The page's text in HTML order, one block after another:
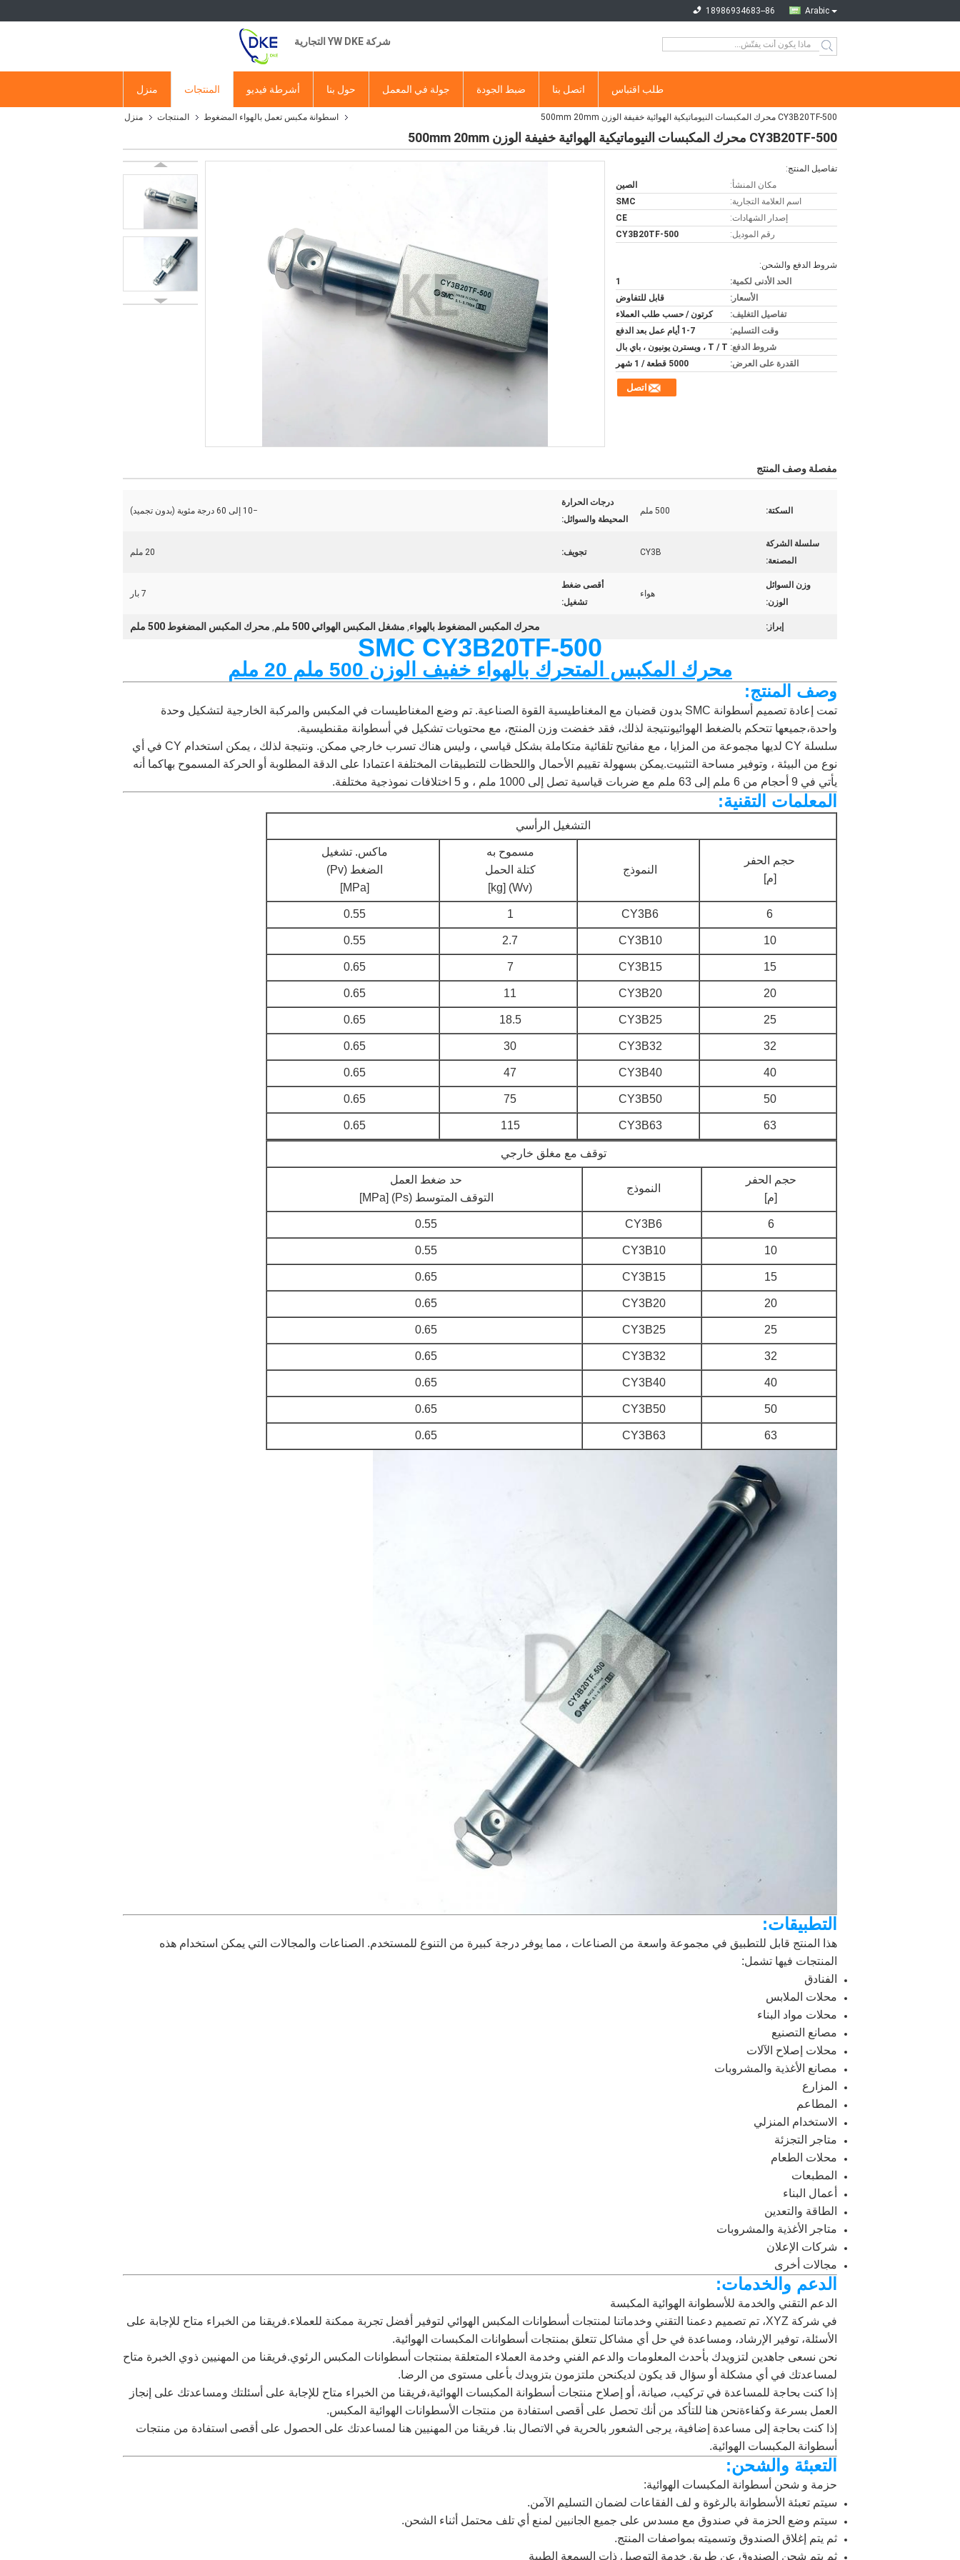
Arabic
86--18986934683
شركة YW DKE التجارية
منزل المنتجات أشرطة فيديو حول بنا جولة في المعمل ضبط الجودة اتصل بنا طلب اقتباس
منزل المنتجات اسطوانة مكبس تعمل بالهواء المضغوط CY3B20TF-500 محرك المكبسات النيوماتيكية الهوائية خفيفة الوزن 500mm 20mm
CY3B20TF-500 محرك المكبسات النيوماتيكية الهوائية خفيفة الوزن 500mm 20mm
تفاصيل المنتج:
مكان المنشأ:
الصين
اسم العلامة التجارية:
SMC
إصدار الشهادات:
CE
رقم الموديل:
CY3B20TF-500
شروط الدفع والشحن:
الحد الأدنى لكمية:
1
الأسعار:
قابل للتفاوض
تفاصيل التغليف:
كرتون / حسب طلب العملاء
وقت التسليم:
1-7 أيام عمل بعد الدفع
شروط الدفع: T / T ، ويسترن يونيون ، باي بال
القدرة على العرض:
5000 قطعة / 1 شهر
اتصل
مفصلة وصف المنتج
السكتة: 500 ملم
درجات الحرارة
المحيطة والسوائل:
−10 إلى 60 درجة مئوية (بدون تجميد)
سلسلة الشركة
المصنعة:
CY3B تجويف: 20 ملم
وزن السوائل
الوزن:
هواء
أقصى ضغط
تشغيل:
7 بار
إبراز: محرك المكبس المضغوط بالهواء, مشغل المكبس الهوائي 500 ملم , محرك المكبس المضغوط 500 ملم
SMC CY3B20TF-500
محرك المكبس المتحرك بالهواء خفيف الوزن 500 ملم 20 ملم
وصف المنتج:
تمت إعادة تصميم أسطوانة SMC بدون قضبان مع المغناطيسية القوة الصناعية. تم وضع المغناطيسات في المكبس والمركبة الخارجية لتشكيل وحدة
واحدة،جميعها تتحكم بالضغط الهوائيونتيجة لذلك، فقد خفضت وزن المنتج، مع محتويات تشكيل في أسطوانة مقنطيسية.
سلسلة CY لديها مجموعة من المزايا ، مع مفاتيح تلقائية متكاملة بشكل قياسي ، وليس هناك تسرب خارجي ممكن. ونتيجة لذلك ، يمكن استخدام CY في أي
نوع من البيئة ، وتوفير مساحة التثبيت.يمكن بسهولة تقييم الأحمال واللحظات للتطبيقات المختلفة اعتمادا على الدقة المطلوبة أو الحركة المسموح بهاكما أنه
يأتي في 9 أحجام من 6 ملم إلى 63 ملم مع ضربات قياسية تصل إلى 1000 ملم ، و 5 اختلافات نموذجية مختلفة.
المعلمات التقنية:
التشغيل الرأسي
حجم الحفر
[م]
النموذج
مسموح به
كتلة الحمل
(Wv) [kg]
ماكس. تشغيل
الضغط (Pv)
[MPa]
6
CY3B6
1
0.55
10
CY3B10
2.7
0.55
15
CY3B15
7
0.65
20
CY3B20
11
0.65
25
CY3B25
18.5
0.65
32
CY3B32
30
0.65
40
CY3B40
47
0.65
50
CY3B50
75
0.65
63
CY3B63
115
0.65
توقف مع مغلق خارجي
حجم الحفر
[م]
النموذج
حد ضغط العمل
التوقف المتوسط (Ps) [MPa]
6
CY3B6
0.55
10
CY3B10
0.55
15
CY3B15
0.65
20
CY3B20
0.65
25
CY3B25
0.65
32
CY3B32
0.65
40
CY3B40
0.65
50
CY3B50
0.65
63
CY3B63
0.65
التطبيقات:
هذا المنتج قابل للتطبيق في مجموعة واسعة من الصناعات ، مما يوفر درجة كبيرة من التنوع للمستخدم. الصناعات والمجالات التي يمكن استخدام هذه
المنتجات فيها تشمل:
الفنادق
محلات الملابس
محلات مواد البناء
مصانع التصنيع
محلات إصلاح الآلات
مصانع الأغذية والمشروبات
المزارع
المطاعم
الاستخدام المنزلي
متاجر التجزئة
محلات الطعام
المطبعات
أعمال البناء
الطاقة والتعدين
متاجر الأغذية والمشروبات
شركات الإعلان
مجالات أخرى
الدعم والخدمات:
الدعم التقني والخدمة للأسطوانة الهوائية المكبسة
في شركة XYZ، تم تصميم دعمنا التقني وخدماتنا لمنتجات أسطوانات المكبس الهوائي لتوفير أفضل تجربة ممكنة للعملاء.فريقنا من الخبراء متاح للإجابة على
الأسئلة، توفير الإرشاد، ومساعدة في حل أي مشاكل تتعلق بمنتجات أسطوانات المكبسات الهوائية.
نحن نسعى جاهدين لتزويدك بأحدث المعلومات والدعم الفني وخدمة العملاء المتعلقة بمنتجات أسطوانات المكبس الرئوي.فريقنا من المهنيين ذوي الخبرة متاح
لمساعدتك في أي مشكلة أو سؤال قد يكون لديكنحن ملتزمون بتزويدك بأعلى مستوى من الرضا.
إذا كنت بحاجة للمساعدة في تركيب، صيانة، أو إصلاح منتجات أسطوانة المكبسات الهوائية،فريقنا من الخبراء متاح للإجابة على أسئلتك ومساعدتك على إنجاز
العمل بسرعة وكفاءةنحن هنا للتأكد من أنك تحصل على أقصى استفادة من منتجات الأسطوانات الهوائية المكبس.
إذا كنت بحاجة إلى مساعدة إضافية، يرجى الشعور بالحرية في الاتصال بنا. فريقنا من المهنيين هنا لمساعدتك على الحصول على أقصى استفادة من منتجات
أسطوانة المكبسات الهوائية.
التعبئة والشحن:
حزمة و شحن أسطوانة المكبسات الهوائية:
سيتم تعبئة الأسطوانة بالرغوة و لف الفقاعات لضمان التسليم الآمن.
سيتم وضع الحزمة في صندوق مع مسدس على جميع الجانبين لمنع أي تلف محتمل أثناء الشحن.
ثم يتم إغلاق الصندوق وتسميته بمواصفات المنتج.
ثم يتم شحن الصندوق عن طريق خدمة التوصيل ذات السمعة الطيبة